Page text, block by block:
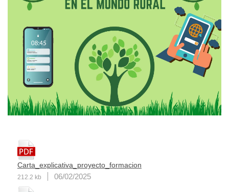
Carta_explicativa_proyecto_formacion
212.2 kb 06/02/2025